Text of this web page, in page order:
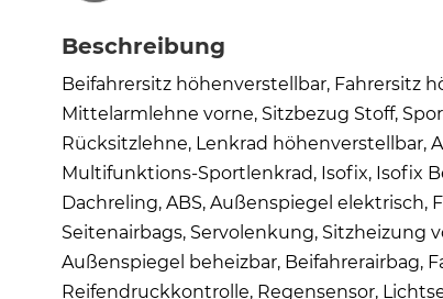
Beschreibung
Beifahrersitz höhenverstellbar, Fahrersitz
Mittelarmlehne vorne, Sitzbezug Stoff,
Rücksitzlehne, Lenkrad höhenverstellbar,
Multifunktions-Sportlenkrad, Isofix, Isofix
Dachreling, ABS, Außenspiegel elektrisch,
Seitenairbags, Servolenkung, Sitzheizung
Außenspiegel beheizbar, Beifahrerairbag,
Reifendruckkontrolle, Regensensor,